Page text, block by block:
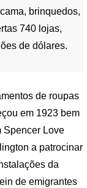
brinquedos,
740 lojas,
de dólares.
de roupas
em 1923 bem
Spencer Love
a patrocinar
da
de emigrantes